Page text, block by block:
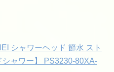
シャワーヘッド 節水 スト
ャワー】 PS3230-80XA-